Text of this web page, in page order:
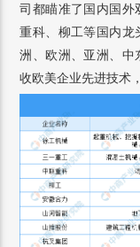
司都瞄准了国内国外
重科、柳工等国内龙
洲、欧洲、亚洲、中
收欧美企业先进技术